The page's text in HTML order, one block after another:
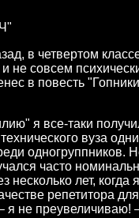
в четвертом
не совсем
в повесть
я все-таки
вуза
одногруппников.
часто
лет, когда
репетитора
я не преувеличиваю!